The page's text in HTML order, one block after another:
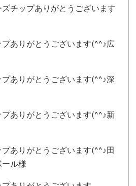
チップありがとうございます
ありがとうございます(^^♪広
ありがとうございます(^^♪深
ありがとうございます(^^♪新
ありがとうございます(^^♪田
ル様